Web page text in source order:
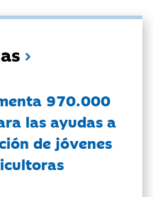
970.000
las ayudas a
de jóvenes